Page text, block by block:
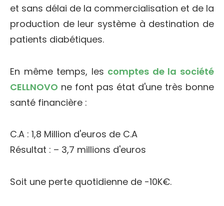
et sans délai de la commercialisation et de la
production de leur système à destination de
patients diabétiques.
En même temps, les comptes de la société
CELLNOVO ne font pas état d'une très bonne
santé financière :
C.A : 1,8 Million d'euros de C.A
Résultat : – 3,7 millions d'euros
Soit une perte quotidienne de -10K€.